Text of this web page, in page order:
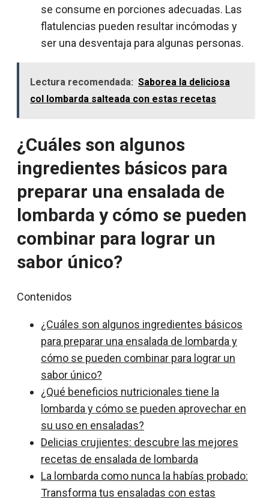
se consume en porciones adecuadas. Las
flatulencias pueden resultar incómodas y
ser una desventaja para algunas personas.
Lectura recomendada: Saborea la deliciosa
col lombarda salteada con estas recetas
¿Cuáles son algunos
ingredientes básicos para
preparar una ensalada de
lombarda y cómo se pueden
combinar para lograr un
sabor único?
Contenidos
¿Cuáles son algunos ingredientes básicos
para preparar una ensalada de lombarda y
cómo se pueden combinar para lograr un
sabor único?
¿Qué beneficios nutricionales tiene la
lombarda y cómo se pueden aprovechar en
su uso en ensaladas?
Delicias crujientes: descubre las mejores
recetas de ensalada de lombarda
La lombarda como nunca la habías probado:
Transforma tus ensaladas con estas